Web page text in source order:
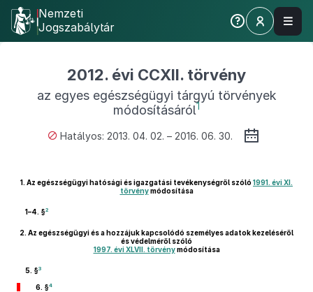
Nemzeti
Jogszabálytár
2012. évi CCXII. törvény
az egyes egészségügyi tárgyú törvények
módosításáról1
Hatályos: 2013. 04. 02. – 2016. 06. 30.
1. Az egészségügyi hatósági és igazgatási tevékenységről szóló 1991. évi XI.
törvénymódosítása
1–4. §2
2. Az egészségügyi és a hozzájuk kapcsolódó személyes adatok kezeléséről
és védelméről szóló
1997. évi XLVII. törvénymódosítása
5. §3
6. §4